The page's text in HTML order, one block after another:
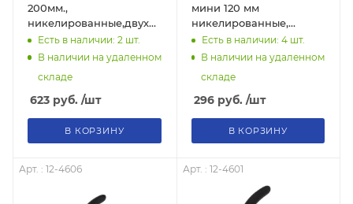
200мм.,
никелированные,двухкомпонентные
рукоятки 73/6/3/3
Есть в наличии: 2 шт.
В наличии на удаленном
складе
623 руб. /шт
В КОРЗИНУ
мини 120 мм
никелированные,
авторазжим, обливные
рукоятки
Есть в наличии: 4шт.
В наличии на удаленном
складе
296руб. /шт
В КОРЗИНУ
Арт. : 12-4606 Арт. : 12-4601